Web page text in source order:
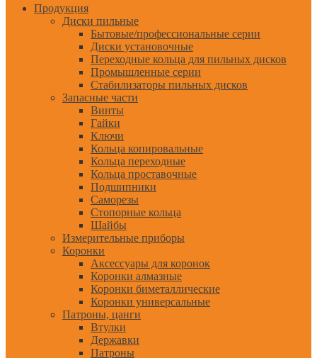
Продукция
Диски пильные
Бытовые/профессиональные серии
Диски установочные
Переходные кольца для пильных дисков
Промышленные серии
Стабилизаторы пильных дисков
Запасные части
Винты
Гайки
Ключи
Кольца копировальные
Кольца переходные
Кольца проставочные
Подшипники
Саморезы
Стопорные кольца
Шайбы
Измерительные приборы
Коронки
Аксессуары для коронок
Коронки алмазные
Коронки биметаллические
Коронки универсальные
Патроны, цанги
Втулки
Державки
Патроны